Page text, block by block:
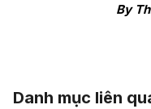
By
Danh mục liên